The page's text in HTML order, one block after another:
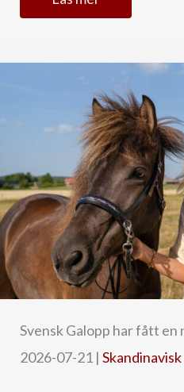
Svensk Galopp har fått en
2026-07-21 |